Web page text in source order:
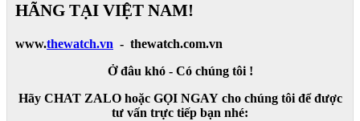
HÃNG TẠI VIỆT NAM!
www.thewatch.vn - thewatch.com.vn
Ở đâu khó - Có chúng tôi !
Hãy CHAT ZALO hoặc GỌI NGAY cho chúng tôi để được
tư vấn trực tiếp bạn nhé: